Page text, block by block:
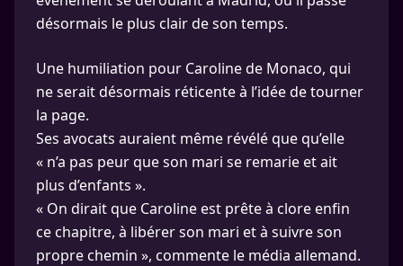
désormais le plus clair de son temps.
Une humiliation pour Caroline de Monaco, qui
ne serait désormais réticente à l’idée de tourner
la page.
Ses avocats auraient même révélé que qu’elle
« n’a pas peur que son mari se remarie et ait
plus d’enfants ».
« On dirait que Caroline est prête à clore enfin
ce chapitre, à libérer son mari et à suivre son
propre chemin », commente le média allemand.